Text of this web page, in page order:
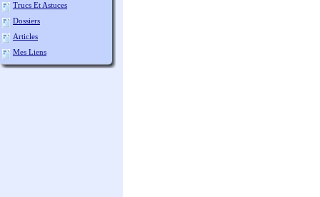
Trucs Et Astuces
Dossiers
Articles
Mes Liens